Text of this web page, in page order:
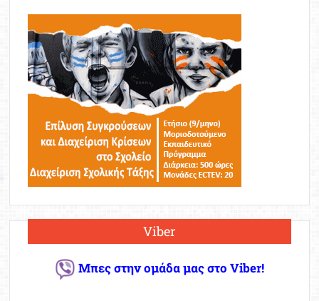
Viber
Μπες στην ομάδα μας στο Viber!